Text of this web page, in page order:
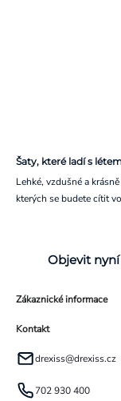
Šaty, které ladí s
Lehké, vzdušné a
kterých se budete cítit
Objevit nyní
Zákaznické informace
Kontakt
drexiss@drexiss.cz
702 930 400